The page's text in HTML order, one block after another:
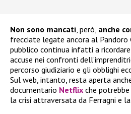
Non sono mancati , però, anche
frecciate legate ancora al Pandoro
pubblico continua infatti a
accuse nei confronti
percorso giudiziario e gli obblighi
Sul web, intanto, resta aperta
documentario Netflix che
la crisi attraversata da Ferragni e